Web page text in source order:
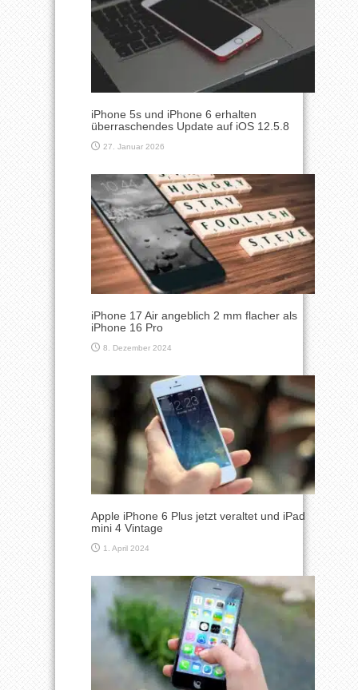
iPhone 5s und iPhone 6 erhalten
überraschendes Update auf iOS 12.5.8
27. Januar 2026
iPhone 17 Air angeblich 2 mm flacher als
iPhone 16 Pro
8. Dezember 2024
Apple iPhone 6 Plus jetzt veraltet und iPad
mini 4 Vintage
1. April 2024